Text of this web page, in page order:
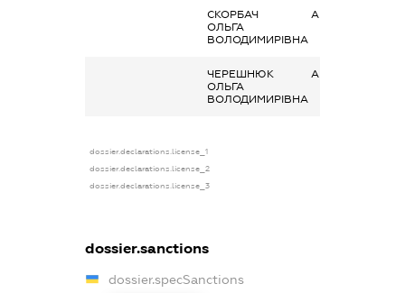
СКОРБАЧ
ОЛЬГА
ВОЛОДИМИРІВНА
Акції
ЧЕРЕШНЮК
ОЛЬГА
ВОЛОДИМИРІВНА
Акції
dossier.declarations.license_1
dossier.declarations.license_2
dossier.declarations.license_3
dossier.sanctions
dossier.specSanctions